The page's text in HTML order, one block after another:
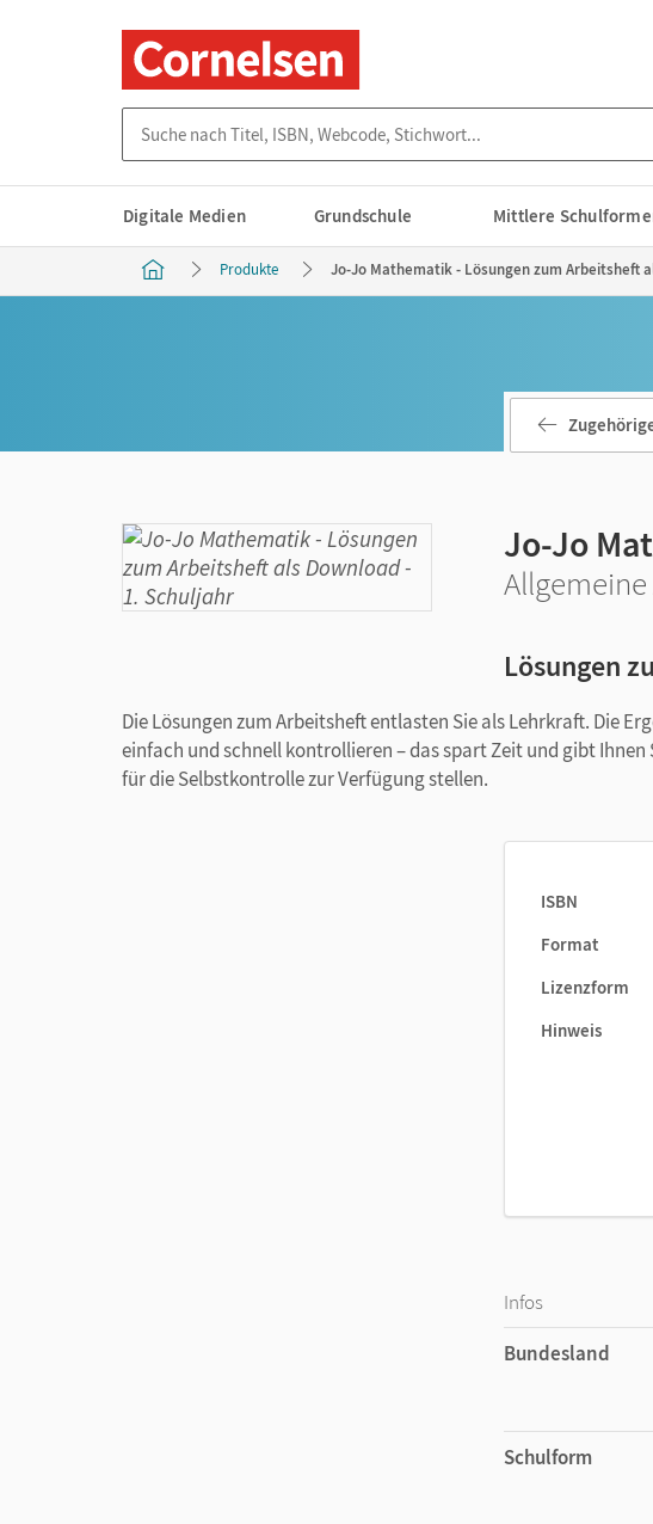
Digitale Medien Grundschule Mittlere
Produkte Jo-Jo Mathematik - Lösungen zum Arbeitsheft
Jo-Jo
Allgemeine
Lösungen
Die Lösungen zum Arbeitsheft entlasten Sie als Lehrkraft. Die
einfach und schnell kontrollieren – das spart Zeit und gibt
für die Selbstkontrolle zur Verfügung stellen.
ISBN
Format
Lizenzform
Hinweis
Infos
Bundesland
Schulform